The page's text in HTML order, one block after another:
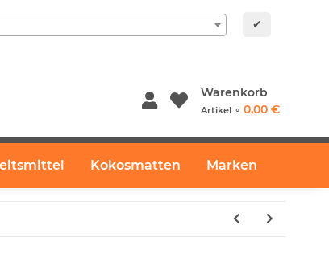
✔
Warenkorb
Artikel ⚬ 0,00 €
Kokosmatten Marken